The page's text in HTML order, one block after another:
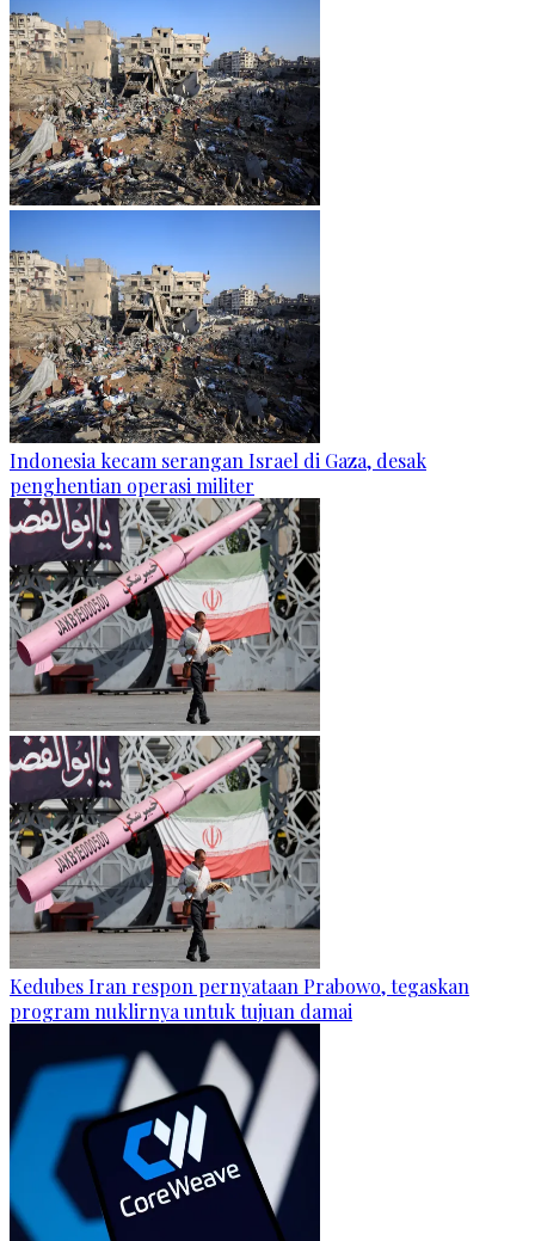
Indonesia kecam serangan Israel di Gaza, desak
penghentian operasi militer
Kedubes Iran respon pernyataan Prabowo, tegaskan
program nuklirnya untuk tujuan damai